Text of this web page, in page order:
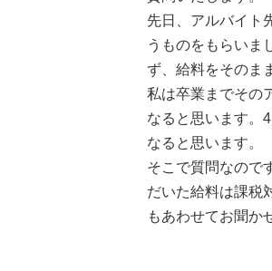
先日、アルバイト
うものをもらいま
ず、給料をそのま
私は卒業までその
なると思います。
なると思います。
そこで質問なので
だいた給料は課税
もあわせてお聞か